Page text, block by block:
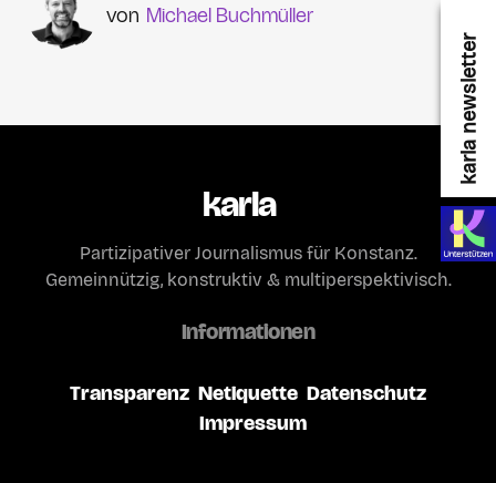
karla newsletter
Michael Buchmüller
karla
Partizipativer Journalismus für Konstanz.
Gemeinnützig, konstruktiv & multiperspektivisch.
Informationen
Transparenz Netiquette Datenschutz
Impressum